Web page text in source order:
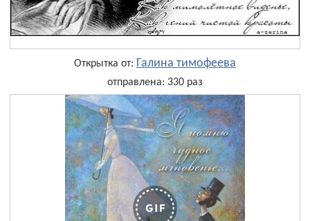
Открытка от: Галина тимофеева
отправлена: 330 раз